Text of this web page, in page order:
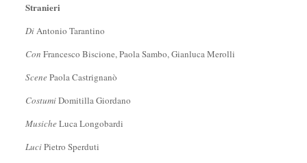
Stranieri
DiAntonio Tarantino
Con Francesco Biscione, Paola Sambo, Gianluca Merolli
ScenePaola Castrignanò
CostumiDomitilla Giordano
MusicheLuca Longobardi
LuciPietro Sperduti